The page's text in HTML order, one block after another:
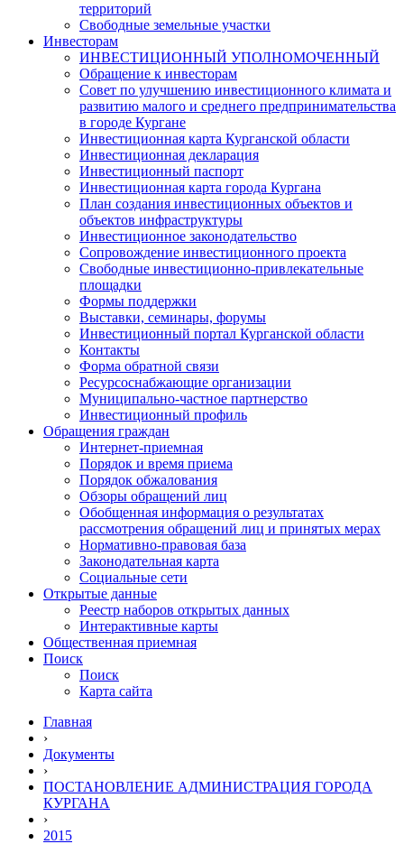
территорий
Свободные земельные участки
Инвесторам
ИНВЕСТИЦИОННЫЙ УПОЛНОМОЧЕННЫЙ
Обращение к инвесторам
Совет по улучшению инвестиционного климата и
развитию малого и среднего предпринимательства
в городе Кургане
Инвестиционная карта Курганской области
Инвестиционная декларация
Инвестиционный паспорт
Инвестиционная карта города Кургана
План создания инвестиционных объектов и
объектов инфраструктуры
Инвестиционное законодательство
Сопровождение инвестиционного проекта
Свободные инвестиционно-привлекательные
площадки
Формы поддержки
Выставки, семинары, форумы
Инвестиционный портал Курганской области
Контакты
Форма обратной связи
Ресурсоснабжающие организации
Муниципально-частное партнерство
Инвестиционный профиль
Обращения граждан
Интернет-приемная
Порядок и время приема
Порядок обжалования
Обзоры обращений лиц
Обобщенная информация о результатах
рассмотрения обращений лиц и принятых мерах
Нормативно-правовая база
Законодательная карта
Социальные сети
Открытые данные
Реестр наборов открытых данных
Интерактивные карты
Общественная приемная
Поиск
Поиск
Карта сайта
Главная
›
Документы
›
ПОСТАНОВЛЕНИЕ АДМИНИСТРАЦИЯ ГОРОДА
КУРГАНА
›
2015